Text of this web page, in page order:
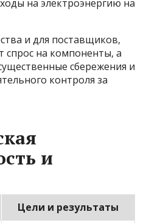
на электроэнергию на
и для поставщиков,
спрос на компоненты, а
сбережения и
контроля за
и
Цели и результаты